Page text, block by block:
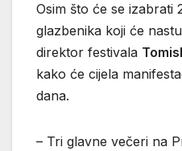
Osim što će se izabrati
glazbenika koji će
direktor festivala
kako će cijela
dana.
– Tri glavne večeri na